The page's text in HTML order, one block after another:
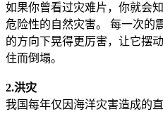
如果你曾看过灾难片，你就会
危险性的自然灾害。 每一次的
的方向下晃得更厉害，让它摆
住而倒塌。
2.洪灾
我国每年仅因海洋灾害造成的